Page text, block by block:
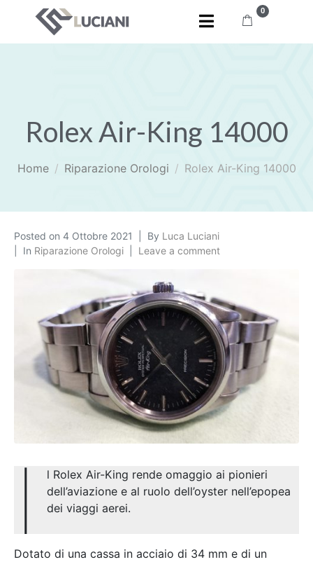
0
Rolex Air-King 14000
Home Riparazione Orologi Rolex Air-King 14000
Posted on 4 Ottobre 2021 By Luca Luciani
In Riparazione Orologi Leave a comment
I
l Rolex Air-King rende omaggio ai pionieri
dell’aviazione e al ruolo dell’oyster nell’epopea
dei viaggi aerei.
Dotato di una cassa in acciaio di 34 mm e di un